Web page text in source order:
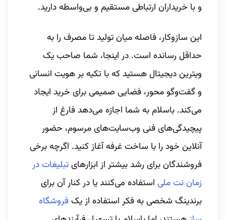
و با خریداران ارتباطی مستقیم و بی‌واسطه دارید.
این سازوکار، فاصله میان تولید تا مصرف را به
حداقل رسانده است. در اینجا، شما صاحب یک
ویترین دیجیتال هستید که با تکیه بر هویت انسانی
و گفت‌وگو محور، فضایی صمیمی برای خرید ایجاد
می‌کند. باسلام به شما اجازه می‌دهد فارغ از
پیچیدگی‌های فنی وب‌سایت‌های مرسوم، حضور
آنلاین خود را با ساخت غرفه آغاز کنید. اگرچه برخی
فروشندگان برای رشد بیشتر از ابزارهایتبلیغات در
زمان نت ملی استفاده می‌کنند یا در کنار آن برای
برندینگ شخصی به فکر استفاده از یکفروشگاه